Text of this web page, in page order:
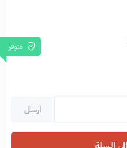
متوفر
ارسل